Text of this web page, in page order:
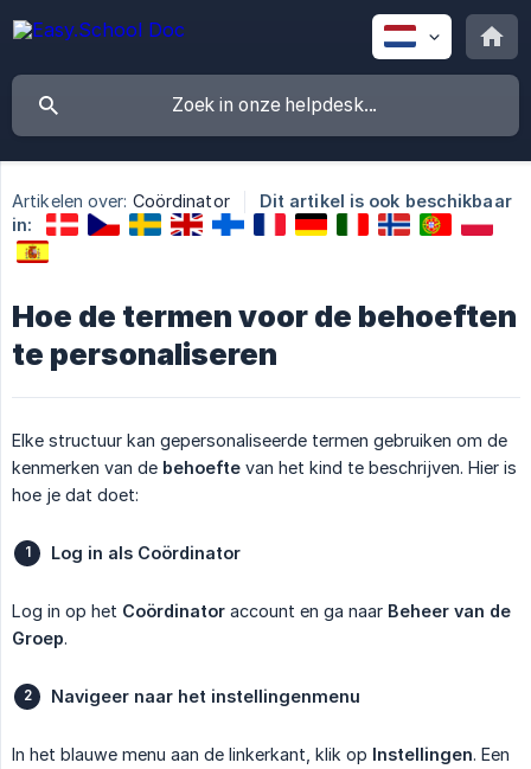
Artikelen over: Coördinator
Dit artikel is ook beschikbaar
in:
Hoe de termen voor de behoeften
te personaliseren
Elke structuur kan gepersonaliseerde termen gebruiken om de
kenmerken van de behoefte van het kind te beschrijven. Hier is
hoe je dat doet:
Log in als Coördinator
Log in op het Coördinator account en ga naar Beheer van de
Groep.
Navigeer naar het instellingenmenu
In het blauwe menu aan de linkerkant, klik op Instellingen. Een